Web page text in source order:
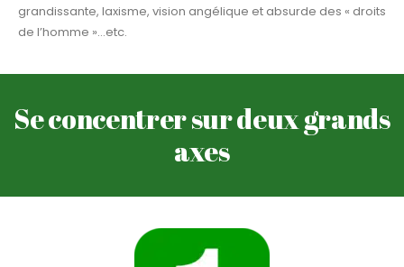
grandissante, laxisme, vision angélique et absurde des « droits
de l’homme »…etc.
Se concentrer sur deux grands
axes